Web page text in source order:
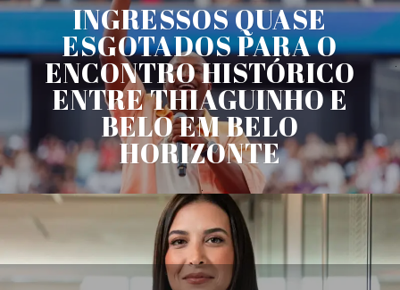
INGRESSOS QUASE
ESGOTADOS PARA O
ENCONTRO HISTÓRICO
ENTRE THIAGUINHO E
BELO EM BELO
HORIZONTE